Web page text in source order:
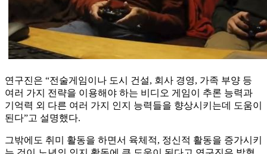
연구진은 “전술게임이나 도시 건설, 회사 경영, 가족 부양 등
여러 가지 전략을 이용해야 하는 비디오 게임이 추론 능력과
기억력 외 다른 여러 가지 인지 능력들을 향상시키는데 도움이
된다”고 설명했다.
그밖에도 취미 활동을 하면서 육체적, 정신적 활동을 증가시키